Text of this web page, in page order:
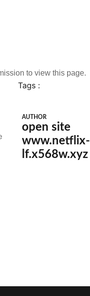
to view this page.
Tags :
AUTHOR
open site
www.netflix-
lf.x568w.xyz